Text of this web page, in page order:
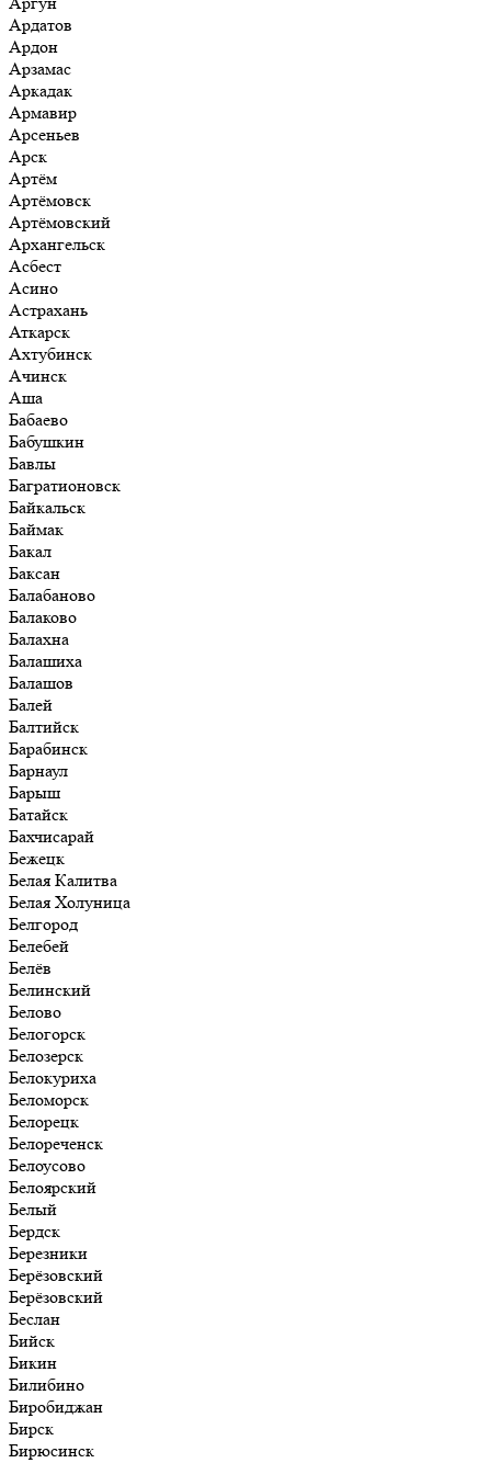
Ардатов
Ардон
Арзамас
Аркадак
Армавир
Арсеньев
Арск
Артём
Артёмовск
Артёмовский
Архангельск
Асбест
Асино
Астрахань
Аткарск
Ахтубинск
Ачинск
Аша
Бабаево
Бабушкин
Бавлы
Багратионовск
Байкальск
Баймак
Бакал
Баксан
Балабаново
Балаково
Балахна
Балашиха
Балашов
Балей
Балтийск
Барабинск
Барнаул
Барыш
Батайск
Бахчисарай
Бежецк
Белая Калитва
Белая Холуница
Белгород
Белебей
Белёв
Белинский
Белово
Белогорск
Белозерск
Белокуриха
Беломорск
Белорецк
Белореченск
Белоусово
Белоярский
Белый
Бердск
Березники
Берёзовский
Берёзовский
Беслан
Бийск
Бикин
Билибино
Биробиджан
Бирск
Бирюсинск